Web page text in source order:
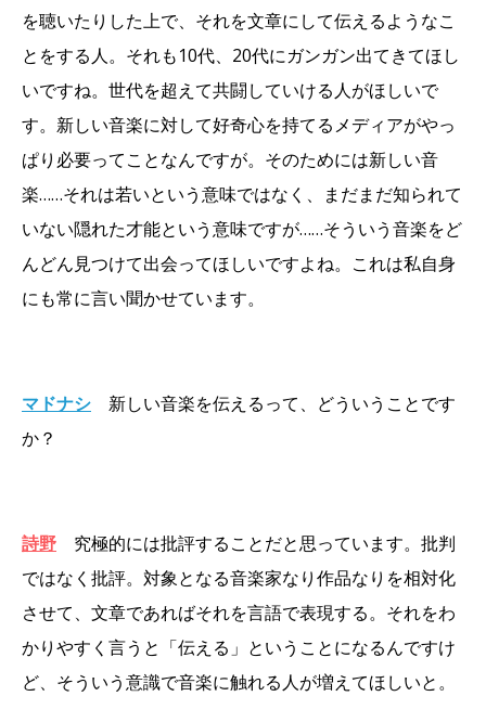
を聴いたりした上で、それを文章にして伝えるようなこ
とをする人。それも10代、20代にガンガン出てきてほし
いですね。世代を超えて共闘していける人がほしいで
す。新しい音楽に対して好奇心を持てるメディアがやっ
ぱり必要ってことなんですが。そのためには新しい音
楽……それは若いという意味ではなく、まだまだ知られて
いない隠れた才能という意味ですが……そういう音楽をど
んどん見つけて出会ってほしいですよね。これは私自身
にも常に言い聞かせています。
マドナシ
新しい音楽を伝えるって、どういうことです
か？
詩野
究極的には批評することだと思っています。批判
ではなく批評。対象となる音楽家なり作品なりを相対化
させて、文章であればそれを言語で表現する。それをわ
かりやすく言うと「伝える」ということになるんですけ
ど、そういう意識で音楽に触れる人が増えてほしいと。